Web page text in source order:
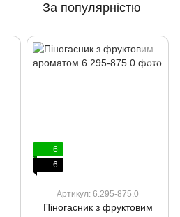
За популярністю
6
6
Артикул: 6.295-875.0
Піногасник з фруктовим